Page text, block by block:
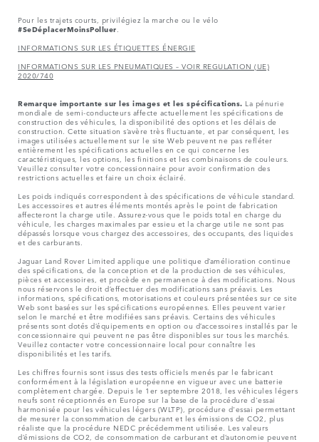
Pour les trajets courts, privilégiez la marche ou le vélo
#SeDéplacerMoinsPolluer
INFORMATIONS SUR LES ÉTIQUETTES ÉNERGIE
INFORMATIONS SUR LES PNEUMATIQUES – VOIR REGULATION (UE)
2020/740
Remarque importante sur les images et les spécifications. La pénurie
mondiale de semi-conducteurs affecte actuellement les spécifications de
construction des véhicules, la disponibilité des options et les délais de
construction. Cette situation s’avère très fluctuante, et par conséquent, les
images utilisées actuellement sur le site Web peuvent ne pas refléter
entièrement les spécifications actuelles en ce qui concerne les
caractéristiques, les options, les finitions et les combinaisons de couleurs.
Veuillez consulter votre concessionnaire pour avoir confirmation des
restrictions actuelles et faire un choix éclairé.
Les poids indiqués correspondent à des spécifications de véhicule standard.
Les accessoires et autres éléments montés après le point de fabrication
affecteront la charge utile. Assurez-vous que le poids total en charge du
véhicule, les charges maximales par essieu et la charge utile ne sont pas
dépassés lorsque vous chargez des accessoires, des occupants, des liquides
et des carburants.
Jaguar Land Rover Limited applique une politique d’amélioration continue
des spécifications, de la conception et de la production de ses véhicules,
pièces et accessoires, et procède en permanence à des modifications. Nous
nous réservons le droit d’effectuer des modifications sans préavis. Les
informations, spécifications, motorisations et couleurs présentées sur ce site
Web sont basées sur les spécifications européennes. Elles peuvent varier
selon le marché et être modifiées sans préavis. Certains des véhicules
présents sont dotés d’équipements en option ou d’accessoires installés par le
concessionnaire qui peuvent ne pas être disponibles sur tous les marchés.
Veuillez contacter votre concessionnaire local pour connaître les
disponibilités et les tarifs.
Les chiffres fournis sont issus des tests officiels menés par le fabricant
conformément à la législation européenne en vigueur avec une batterie
complètement chargée. Depuis le 1er septembre 2018, les véhicules légers
neufs sont réceptionnés en Europe sur la base de la procédure d'essai
harmonisée pour les véhicules légers (WLTP), procédure d'essai permettant
de mesurer la consommation de carburant et les émissions de CO2, plus
réaliste que la procédure NEDC précédemment utilisée. Les valeurs
d’émissions de CO2, de consommation de carburant et d’autonomie peuvent